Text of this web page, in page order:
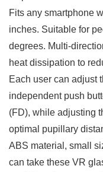
Fits any smartphone
inches. Suitable for
degrees. Multi-
heat dissipation to
Each user can adjust
independent push
(FD), while adjusting
optimal pupillary
ABS material, small
can take these VR